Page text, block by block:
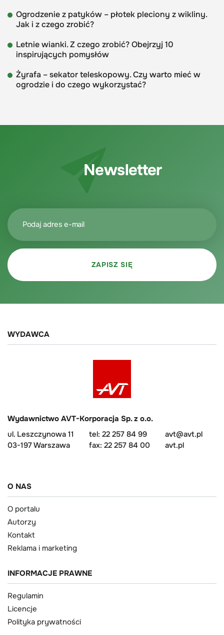
Ogrodzenie z patyków – płotek pleciony z wikliny.
Jak i z czego zrobić?
Letnie wianki. Z czego zrobić? Obejrzyj 10
inspirujących pomysłów
Żyrafa – sekator teleskopowy. Czy warto mieć w
ogrodzie i do czego wykorzystać?
Newsletter
WYDAWCA
Wydawnictwo AVT-Korporacja Sp. z o.o.
ul. Leszczynowa 11
03-197 Warszawa
tel: 22 257 84 99
fax: 22 257 84 00
avt@avt.pl
avt.pl
O NAS
O portalu
Autorzy
Kontakt
Reklama i marketing
INFORMACJE PRAWNE
Regulamin
Licencje
Polityka prywatności